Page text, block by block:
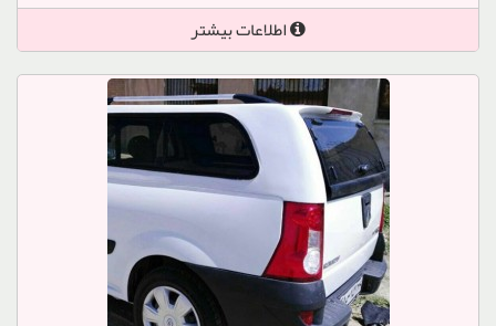
اطلاعات بیشتر